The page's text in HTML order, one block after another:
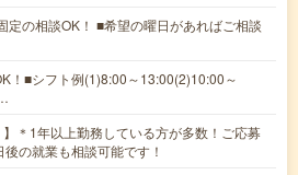
定の相談OK！ ■希望の曜日があればご相談
！■シフト例(1)8:00～13:00(2)10:00～
】＊1年以上勤務している方が多数！ご応募
の就業も相談可能です！